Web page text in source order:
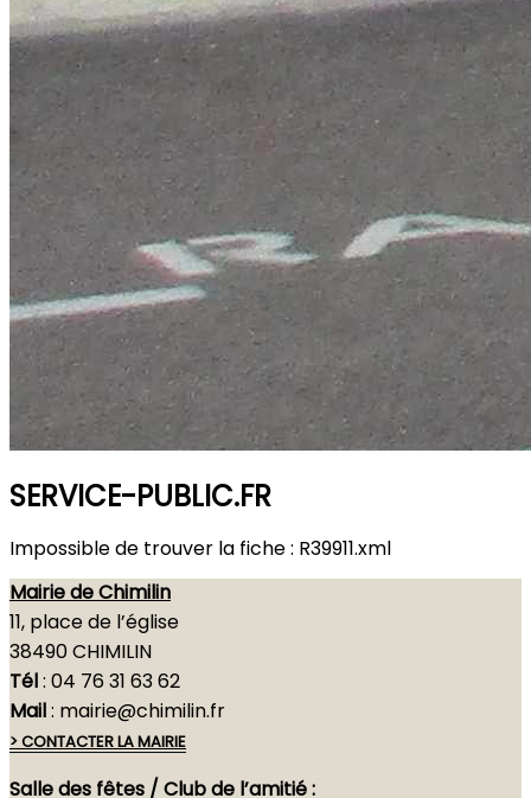
SERVICE-PUBLIC.FR
Impossible de trouver la fiche : R39911.xml
Mairie de Chimilin
11, place de l’église
38490 CHIMILIN
Tél: 04 76 31 63 62
Mail: mairie@chimilin.fr
> CONTACTER LA MAIRIE
Salle des fêtes / Club de l’amitié :